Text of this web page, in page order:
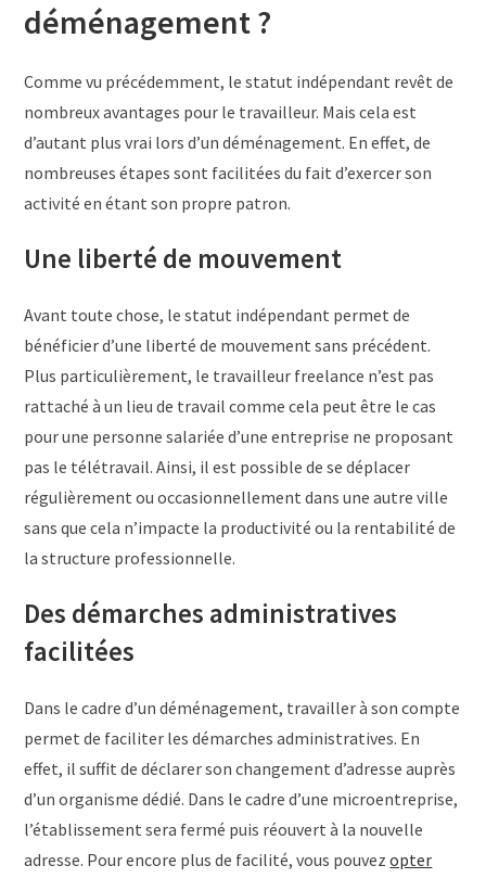
déménagement ?
Comme vu précédemment, le statut indépendant revêt de
nombreux avantages pour le travailleur. Mais cela est
d’autant plus vrai lors d’un déménagement. En effet, de
nombreuses étapes sont facilitées du fait d’exercer son
activité en étant son propre patron.
Une liberté de mouvement
Avant toute chose, le statut indépendant permet de
bénéficier d’une liberté de mouvement sans précédent.
Plus particulièrement, le travailleur freelance n’est pas
rattaché à un lieu de travail comme cela peut être le cas
pour une personne salariée d’une entreprise ne proposant
pas le télétravail. Ainsi, il est possible de se déplacer
régulièrement ou occasionnellement dans une autre ville
sans que cela n’impacte la productivité ou la rentabilité de
la structure professionnelle.
Des démarches administratives
facilitées
Dans le cadre d’un déménagement, travailler à son compte
permet de faciliter les démarches administratives. En
effet, il suffit de déclarer son changement d’adresse auprès
d’un organisme dédié. Dans le cadre d’une microentreprise,
l’établissement sera fermé puis réouvert à la nouvelle
adresse. Pour encore plus de facilité, vous pouvezopter